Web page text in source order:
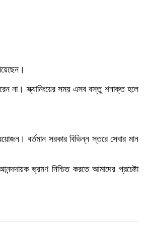
না। স্ক্যানিংয়ের সময় এসব বস্তু শনাক্ত হলে
বর্তমান সরকার বিভিন্ন স্তরে সেবার মান
ভ্রমণ নিশ্চিত করতে আমাদের প্রচেষ্টা